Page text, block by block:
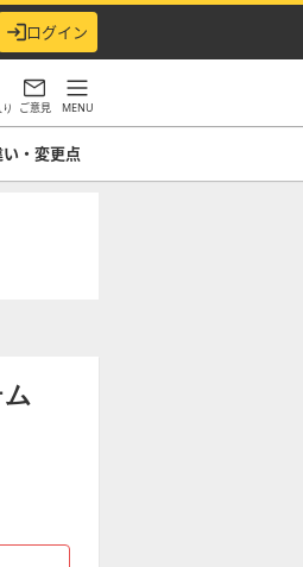
ログイン
ご意見 MENU
・変更点